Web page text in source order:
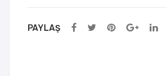
PAYLAŞ